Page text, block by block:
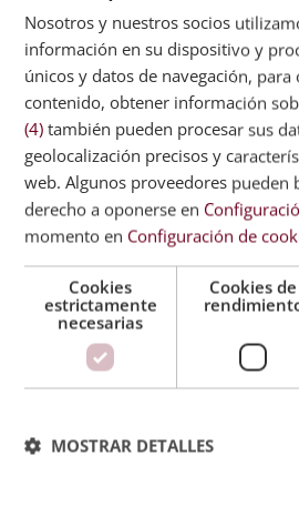
métodos
Al finalidad esta titulación
Nosotros y nuestros socios
información en su dispositivo y
únicos y datos de navegación,
contenido, obtener información
(4) también pueden procesar sus
geolocalización precisos y
web. Algunos proveedores
derecho a oponerse en
momento en Configuración de
Cookies
estrictamente
necesarias
Cookies de
MOSTRAR DETALLES